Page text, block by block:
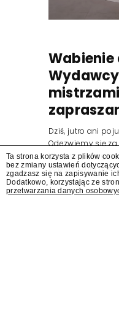
Wabienie
Dziś, jutro ani
Odezwiemy się
Wydawcy
zapraszania
Ta strona korzysta z plików
bez zmiany ustawień
zgadzasz się na zapisywanie
Dodatkowo, korzystając ze
przetwarzania danych